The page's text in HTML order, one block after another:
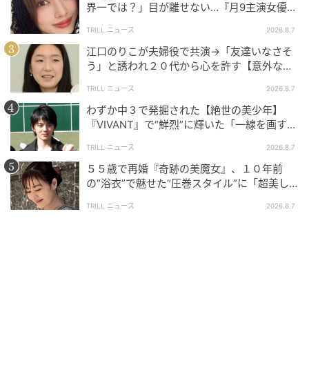
界一では？」目が離せない…『月9主演女優
TRILL ニュース 2026.8.7
江口のりこが夫婦役で共演→「友達いなさそ
う」と誘われ２０代から心を許す【意外な親
TRILL ニュース 2026.8.7
わずか中３で発掘された【絶世の美少年】
『VIVANT』で“鮮烈”に輝いた「一線を画す」
TRILL ニュース 2026.8.7
５５歳で再婚『奇跡の美魔女』、１０年前
の“浴衣”で魅せた“圧巻スタイル”に「超美し
TRILL ニュース 2026.8.7